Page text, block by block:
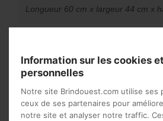
Longueur 60 cm x largeur 44 cm x
Vous aimerez
aussi…
Information sur les cookies
personnelles
Notre site Brindouest.com utilise ses
ceux de ses partenaires pour
notre site et analyser notre traffic.